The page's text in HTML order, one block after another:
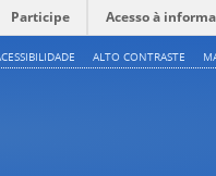
Participe Acesso à
ALTO CONTRASTE